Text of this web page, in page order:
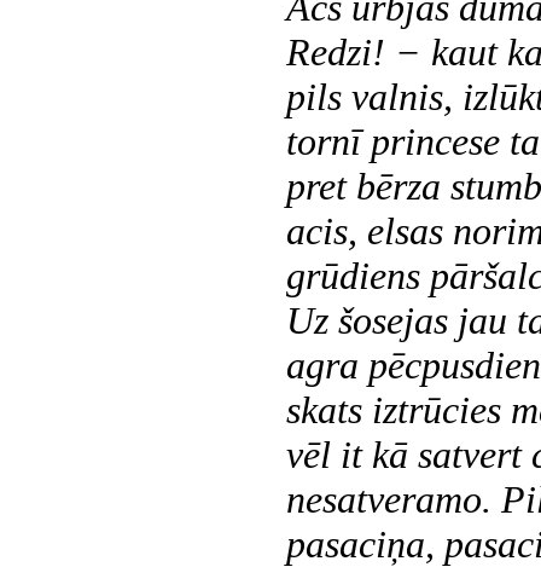
Redzi! − kaut
pils valnis,
tornī princese
pret bērza
acis, elsas
grūdiens
Uz šosejas jau
agra
skats iztrūcies
vēl it kā satvert
nesatveramo.
pasaciņa,